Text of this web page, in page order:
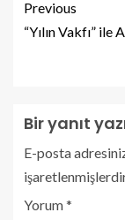
Previous
“Yılın Vakfı” ile
Bir yanıt
E-posta
Yorum*